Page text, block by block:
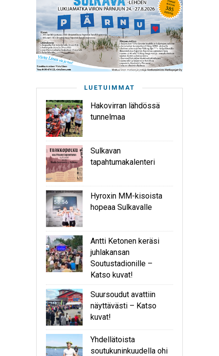
LUETUIMMAT
Hakovirran lähdössä
tunnelmaa
Sulkavan
tapahtumakalenteri
Hyroxin MM-kisoista
hopeaa Sulkavalle
Antti Ketonen keräsi
juhlakansan
Soutustadionille –
Katso kuvat!
Suursoudut avattiin
näyttävästi – Katso
kuvat!
Yhdellätoista
soutukuninkuudella ohi